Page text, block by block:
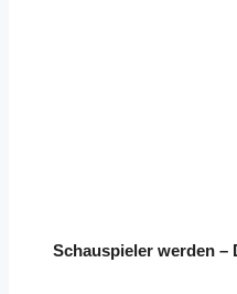
Schauspieler werden –